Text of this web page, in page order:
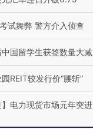
试舞弊 警方介入侦查
国留学生获签数量大减
REIT较发行价“腰斩”
】电力现货市场元年突进